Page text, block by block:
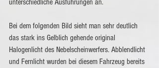
unterschiedliche Ausführungen an.
Bei dem folgenden Bild sieht man sehr deutlich
das stark ins Gelblich gehende original
Halogenlicht des Nebelscheinwerfers. Abblendlicht
und Fernlicht wurden bei diesem Fahrzeug bereits